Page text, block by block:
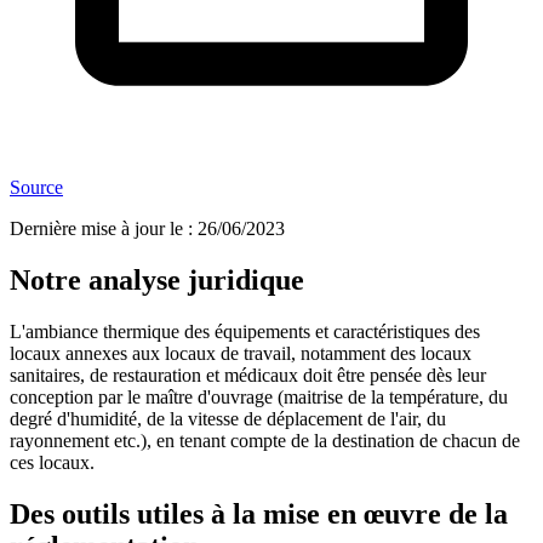
Source
Dernière mise à jour le : 26/06/2023
Notre analyse juridique
L'ambiance thermique des équipements et caractéristiques des
locaux annexes aux locaux de travail, notamment des locaux
sanitaires, de restauration et médicaux doit être pensée dès leur
conception par le maître d'ouvrage (maitrise de la température, du
degré d'humidité, de la vitesse de déplacement de l'air, du
rayonnement etc.), en tenant compte de la destination de chacun de
ces locaux.
Des outils utiles à la mise en œuvre de la